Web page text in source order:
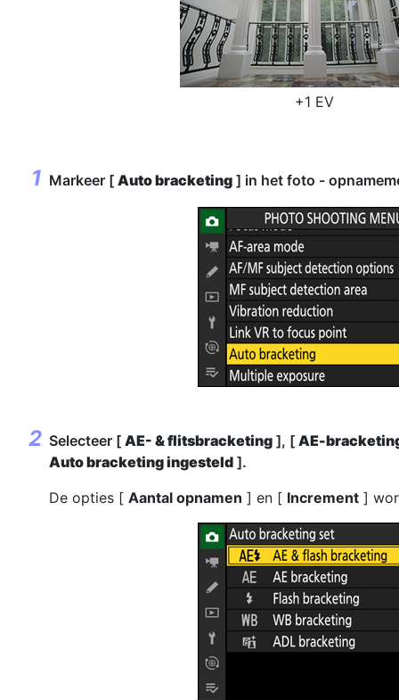
+1 EV
Markeer [ Auto bracketing ] in het foto -
Selecteer [ AE- & flitsbracketing ], [ AE-
Auto bracketing ingesteld ].
De opties [ Aantal opnamen ] en [ Increment ]